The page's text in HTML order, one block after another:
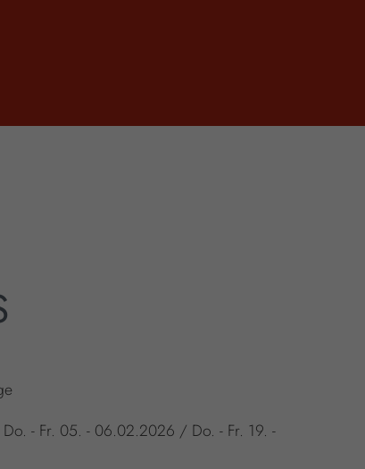
Do. - Fr. 05. - 06.02.2026 / Do. - Fr. 19. -